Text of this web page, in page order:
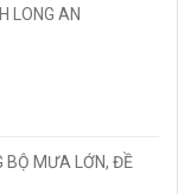
LONG AN
BỘ MƯA LỚN, ĐỀ